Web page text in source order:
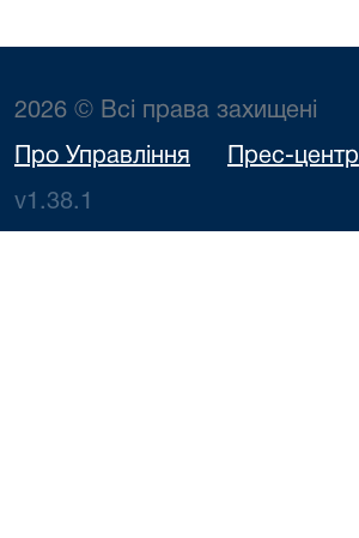
2026 © Всі права захищені
Про Управління Прес-центр
v1.38.1